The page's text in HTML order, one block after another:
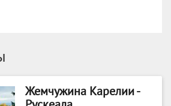
Жемчужина Карелии -